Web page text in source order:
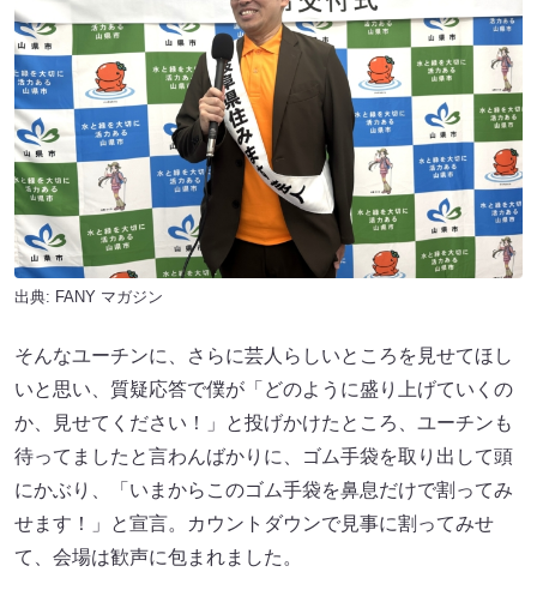
出典: FANY マガジン
そんなユーチンに、さらに芸人らしいところを見せてほし
いと思い、質疑応答で僕が「どのように盛り上げていくの
か、見せてください！」と投げかけたところ、ユーチンも
待ってましたと言わんばかりに、ゴム手袋を取り出して頭
にかぶり、「いまからこのゴム手袋を鼻息だけで割ってみ
せます！」と宣言。カウントダウンで見事に割ってみせ
て、会場は歓声に包まれました。